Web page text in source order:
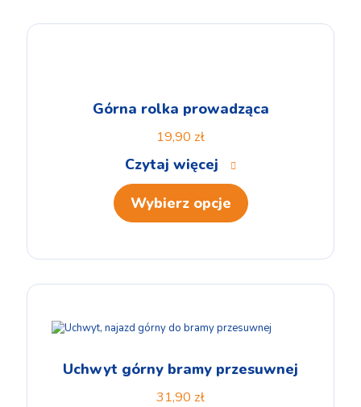
Górna rolka prowadząca
19,90 zł
Czytaj więcej
Wybierz opcje
Uchwyt górny bramy przesuwnej
31,90 zł